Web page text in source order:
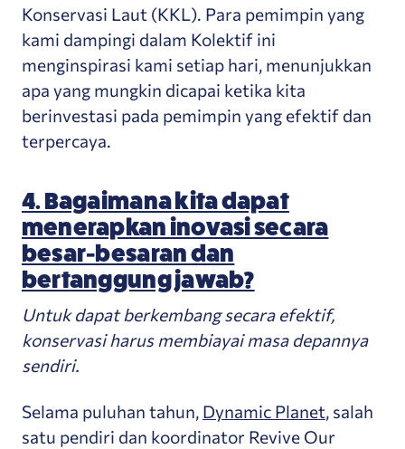
Konservasi Laut (KKL). Para pemimpin yang
kami dampingi dalam Kolektif ini
menginspirasi kami setiap hari, menunjukkan
apa yang mungkin dicapai ketika kita
berinvestasi pada pemimpin yang efektif dan
terpercaya.
4. Bagaimana kita dapat
menerapkan inovasi secara
besar-besaran dan
bertanggung jawab?
Untuk dapat berkembang secara efektif,
konservasi harus membiayai masa depannya
sendiri.
Selama puluhan tahun, Dynamic Planet, salah
satu pendiri dan koordinator Revive Our